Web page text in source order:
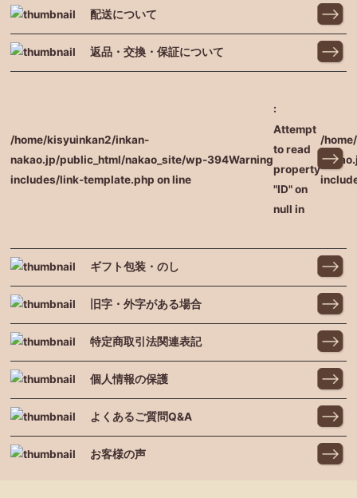
配送について
返品・交換・保証について
/home/kisyuinkan2/inkan-
nakao.jp/public_html/nakao_site/wp-
includes/link-template.php on line
394Warning
:
Attempt
to read
property
"ID" on
null in
/
ギフト包装・のし
旧字・外字がある場合
特定商取引法関連表記
個人情報の保護
よくあるご質問Q&A
お客様の声